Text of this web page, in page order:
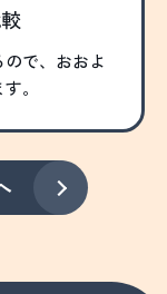
で、おおよ
。